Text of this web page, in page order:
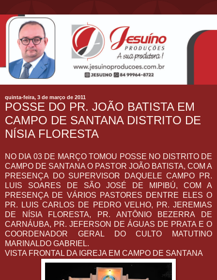
quinta-feira, 3 de março de 2011
POSSE DO PR. JOÃO BATISTA EM
CAMPO DE SANTANA DISTRITO DE
NÍSIA FLORESTA
NO DIA 03 DE MARÇO TOMOU POSSE NO DISTRITO DE
CAMPO DE SANTANA O PASTOR JOÃO BATISTA, COM A
PRESENÇA DO SUPERVISOR DAQUELE CAMPO PR.
LUIS SOARES DE SÃO JOSÉ DE MIPIBÚ, COM A
PRESENÇA DE VÁRIOS PASTORES DENTRE ELES O
PR. LUIS CARLOS DE PEDRO VELHO, PR. JEREMIAS
DE NÍSIA FLORESTA, PR. ANTÔNIO BEZERRA DE
CARNÁUBA, PR. JEFERSON DE ÁGUAS DE PRATA E O
COORDENADOR GERAL DO CULTO MATUTINO
MARINALDO GABRIEL.
VISTA FRONTAL DA IGREJA EM CAMPO DE SANTANA